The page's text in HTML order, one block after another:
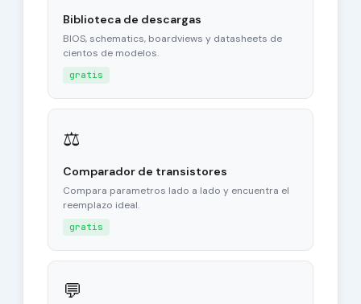
Biblioteca de descargas
BIOS, schematics, boardviews y datasheets de
cientos de modelos.
gratis
⚖
Comparador de transistores
Compara parametros lado a lado y encuentra el
reemplazo ideal.
gratis
💬